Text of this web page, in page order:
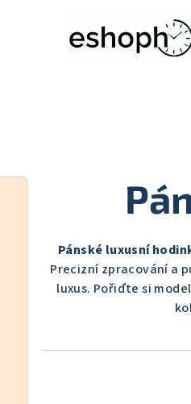
Pánské luxusní
Precizní zpracování a
luxus. Pořiďte si model